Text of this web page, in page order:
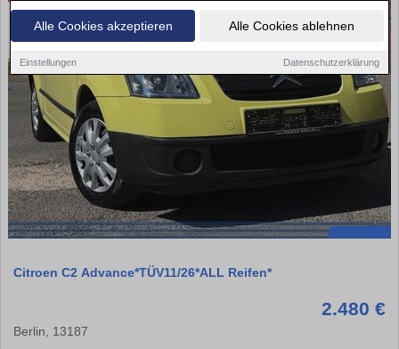
Alle Cookies akzeptieren Alle Cookies ablehnen
Einstellungen Datenschutzerklärung
Citroen C2 Advance*TÜV11/26*ALL Reifen*
2.480 €
Berlin, 13187